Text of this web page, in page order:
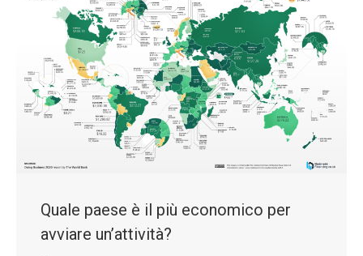
Quale paese è il più economico per
avviare un’attività?